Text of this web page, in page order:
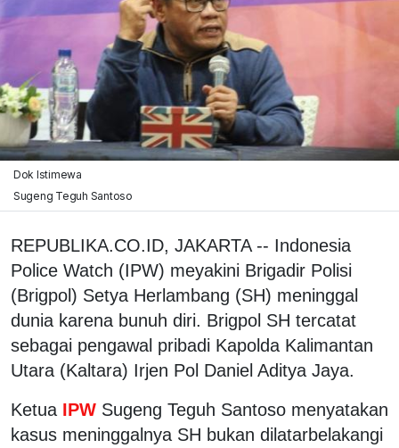
Dok Istimewa
Sugeng Teguh Santoso
REPUBLIKA.CO.ID, JAKARTA -- Indonesia
Police Watch (IPW) meyakini Brigadir Polisi
(Brigpol) Setya Herlambang (SH) meninggal
dunia karena bunuh diri. Brigpol SH tercatat
sebagai pengawal pribadi Kapolda Kalimantan
Utara (Kaltara) Irjen Pol Daniel Aditya Jaya.
Ketua IPW Sugeng Teguh Santoso menyatakan
kasus meninggalnya SH bukan dilatarbelakangi